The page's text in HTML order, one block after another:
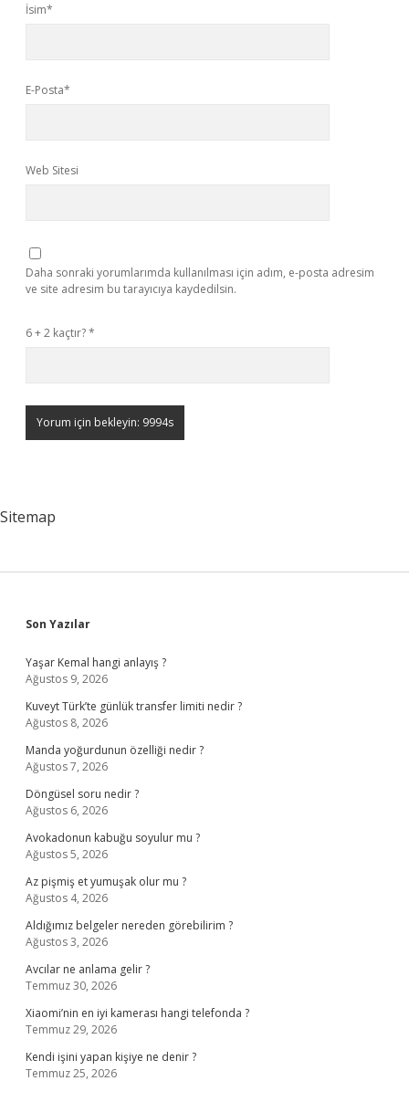
İsim*
E-Posta*
Web Sitesi
Daha sonraki yorumlarımda kullanılması için adım, e-posta adresim
ve site adresim bu tarayıcıya kaydedilsin.
6 + 2 kaçtır?*
Sitemap
Sidebar
Son Yazılar
Yaşar Kemal hangi anlayış ?
Ağustos 9, 2026
Kuveyt Türk’te günlük transfer limiti nedir ?
Ağustos 8, 2026
Manda yoğurdunun özelliği nedir ?
Ağustos 7, 2026
Döngüsel soru nedir ?
Ağustos 6, 2026
Avokadonun kabuğu soyulur mu ?
Ağustos 5, 2026
Az pişmiş et yumuşak olur mu ?
Ağustos 4, 2026
Aldığımız belgeler nereden görebilirim ?
Ağustos 3, 2026
Avcılar ne anlama gelir ?
Temmuz 30, 2026
Xiaomi’nin en iyi kamerası hangi telefonda ?
Temmuz 29, 2026
Kendi işini yapan kişiye ne denir ?
Temmuz 25, 2026